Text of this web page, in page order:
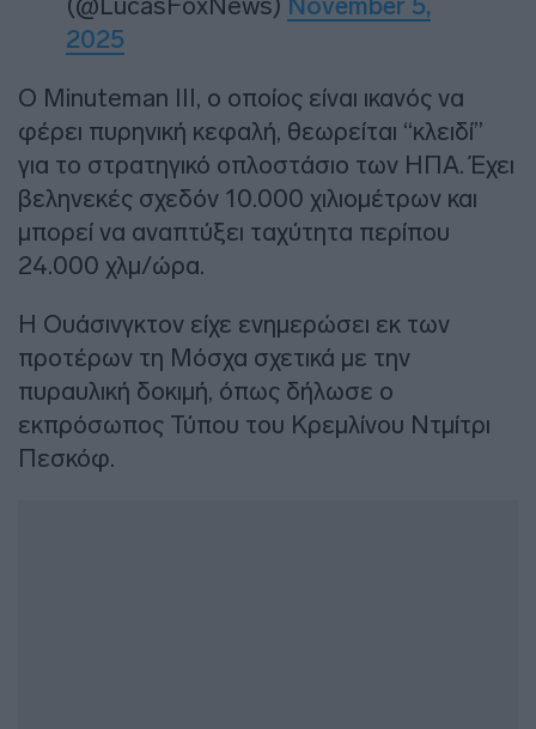
(@LucasFoxNews) November 5,
2025
Ο Minuteman III, ο οποίος είναι ικανός να
φέρει πυρηνική κεφαλή, θεωρείται “κλειδί”
για το στρατηγικό οπλοστάσιο των ΗΠΑ. Έχει
βεληνεκές σχεδόν 10.000 χιλιομέτρων και
μπορεί να αναπτύξει ταχύτητα περίπου
24.000 χλμ/ώρα.
Η Ουάσινγκτον είχε ενημερώσει εκ των
προτέρων τη Μόσχα σχετικά με την
πυραυλική δοκιμή, όπως δήλωσε ο
εκπρόσωπος Τύπου του Κρεμλίνου Ντμίτρι
Πεσκόφ.